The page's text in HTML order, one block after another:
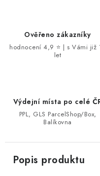
Ověřeno zákazníky
hodnocení 4,9 ⭐ | s Vámi již
let
Výdejní místa po celé
PPL, GLS ParcelShop/Box,
Balíkovna
Popis produktu